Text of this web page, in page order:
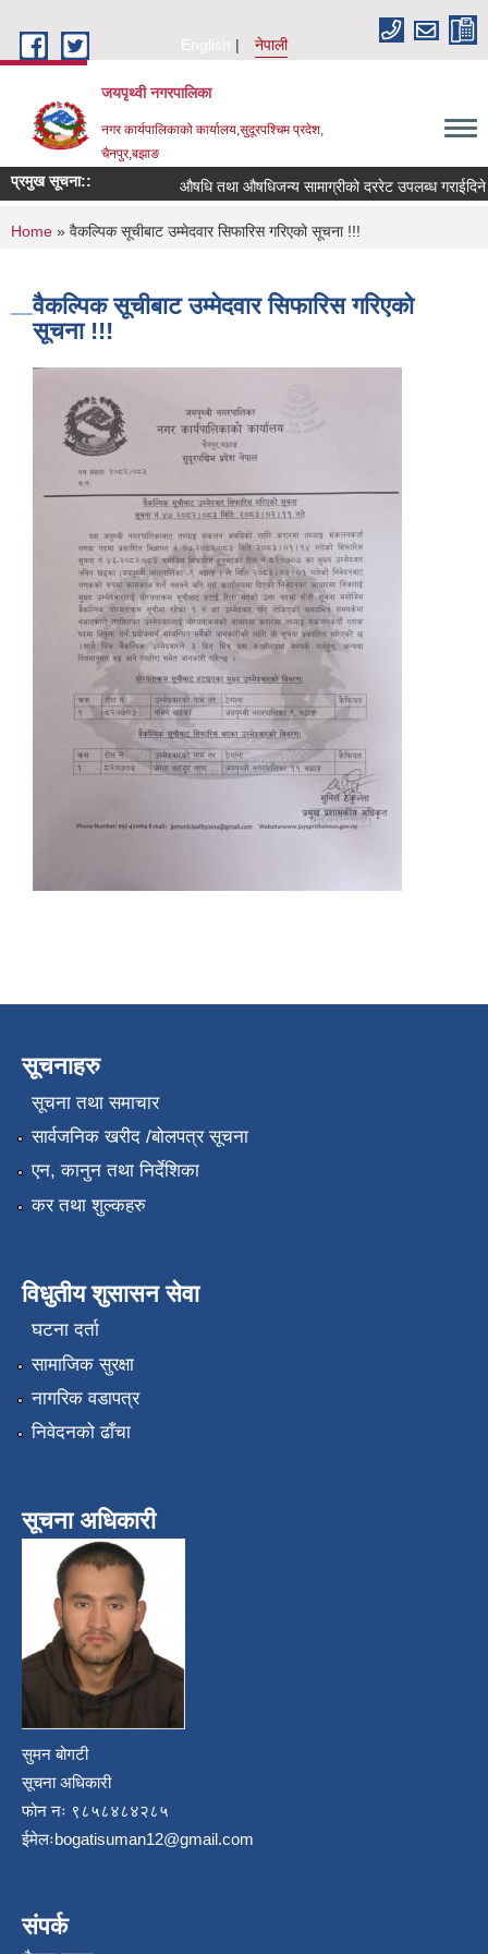
English
नेपाली
जयपृथ्वी नगरपालिका
नगर कार्यपालिकाको कार्यालय,सुदूरपश्चिम प्रदेश,
चैनपुर,बझाङ
प्रमुख सूचना:: औषधि तथा औषधिजन्य सामाग्रीको दररेट उपलब्ध गराईदिने
You are here
Home » वैकल्पिक सूचीबाट उम्मेदवार सिफारिस गरिएको सूचना !!!
वैकल्पिक सूचीबाट उम्मेदवार सिफारिस गरिएको
सूचना !!!
सूचनाहरु
सूचना तथा समाचार
सार्वजनिक खरीद /बोलपत्र सूचना
एन, कानुन तथा निर्देशिका
कर तथा शुल्कहरु
विधुतीय शुसासन सेवा
घटना दर्ता
सामाजिक सुरक्षा
नागरिक वडापत्र
निवेदनको ढाँचा
सूचना अधिकारी
सुमन बोगटी
सूचना अधिकारी
फोन नः ९८५८४८४२८५
ईमेलःbogatisuman12@gmail.com
संपर्क